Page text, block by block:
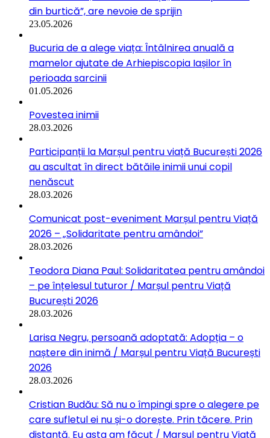
din burtică”, are nevoie de sprijin
23.05.2026
Bucuria de a alege viața: Întâlnirea anuală a
mamelor ajutate de Arhiepiscopia Iașilor în
perioada sarcinii
01.05.2026
Povestea inimii
28.03.2026
Participanții la Marșul pentru viață București 2026
au ascultat în direct bătăile inimii unui copil
nenăscut
28.03.2026
Comunicat post-eveniment Marșul pentru Viață
2026 – „Solidaritate pentru amândoi”
28.03.2026
Teodora Diana Paul: Solidaritatea pentru amândoi
– pe înțelesul tuturor / Marșul pentru Viață
București 2026
28.03.2026
Larisa Negru, persoană adoptată: Adopția – o
naștere din inimă / Marșul pentru Viață București
2026
28.03.2026
Cristian Budău: Să nu o împingi spre o alegere pe
care sufletul ei nu și-o dorește. Prin tăcere. Prin
distanță. Eu asta am făcut / Marșul pentru Viață